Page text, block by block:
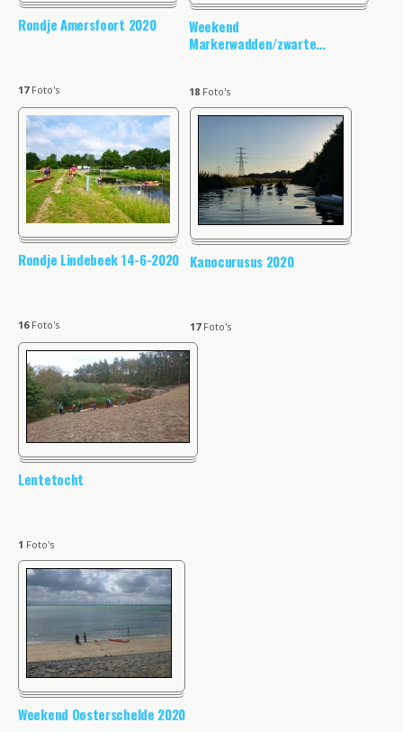
Rondje Amersfoort 2020
17Foto's
Weekend
Markerwadden/zwarte…
18 Foto's
Rondje Lindebeek 14-6-2020
16Foto's
Kanocurusus 2020
17Foto's
Lentetocht
1 Foto's
Weekend Oosterschelde 2020